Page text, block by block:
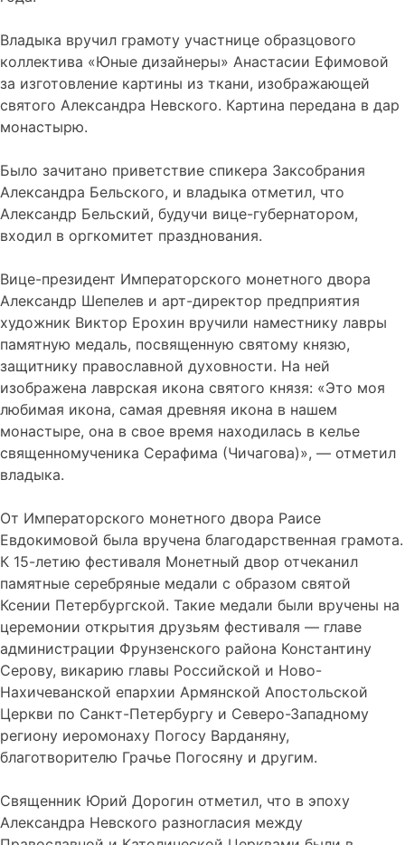
Владыка вручил грамоту участнице образцового
коллектива «Юные дизайнеры» Анастасии Ефимовой
за изготовление картины из ткани, изображающей
святого Александра Невского. Картина передана в дар
монастырю.
Было зачитано приветствие спикера Заксобрания
Александра Бельского, и владыка отметил, что
Александр Бельский, будучи вице-губернатором,
входил в оргкомитет празднования.
Вице-президент Императорского монетного двора
Александр Шепелев и арт-директор предприятия
художник Виктор Ерохин вручили наместнику лавры
памятную медаль, посвященную святому князю,
защитнику православной духовности. На ней
изображена лаврская икона святого князя: «Это моя
любимая икона, самая древняя икона в нашем
монастыре, она в свое время находилась в келье
священномученика Серафима (Чичагова)», — отметил
владыка.
От Императорского монетного двора Раисе
Евдокимовой была вручена благодарственная грамота.
К 15-летию фестиваля Монетный двор отчеканил
памятные серебряные медали с образом святой
Ксении Петербургской. Такие медали были вручены на
церемонии открытия друзьям фестиваля — главе
администрации Фрунзенского района Константину
Серову, викарию главы Российской и Ново-
Нахичеванской епархии Армянской Апостольской
Церкви по Санкт-Петербургу и Северо-Западному
региону иеромонаху Погосу Варданяну,
благотворителю Грачье Погосяну и другим.
Священник Юрий Дорогин отметил, что в эпоху
Александра Невского разногласия между